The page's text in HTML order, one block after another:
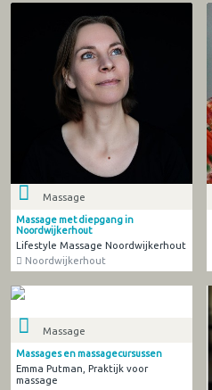
Massage
Massage met diepgang in
Noordwijkerhout
Lifestyle Massage Noordwijkerhout
Noordwijkerhout
Massage
Massages en massagecursussen
Emma Putman, Praktijk voor
massage